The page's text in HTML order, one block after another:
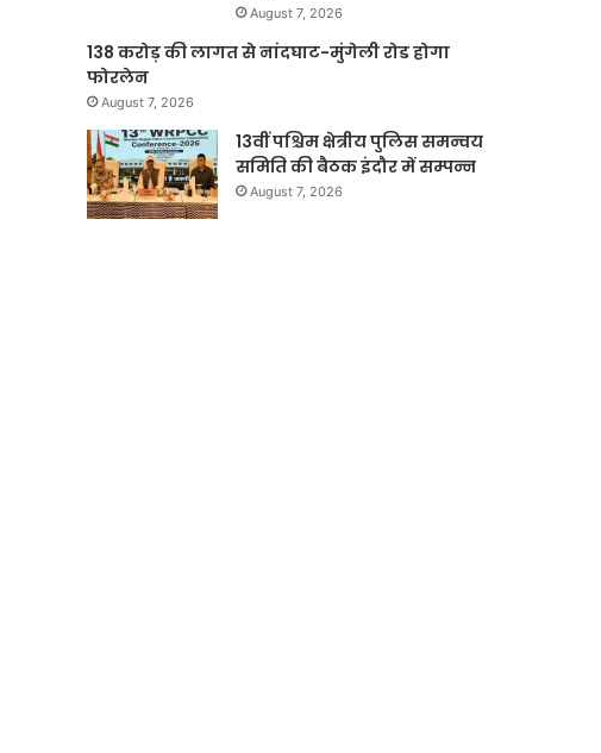
August 7, 2026
138 करोड़ की लागत से नांदघाट-मुंगेली रोड होगा
फोरलेन
August 7, 2026
13वीं पश्चिम क्षेत्रीय पुलिस समन्वय
समिति की बैठक इंदौर में सम्पन्न
August 7, 2026